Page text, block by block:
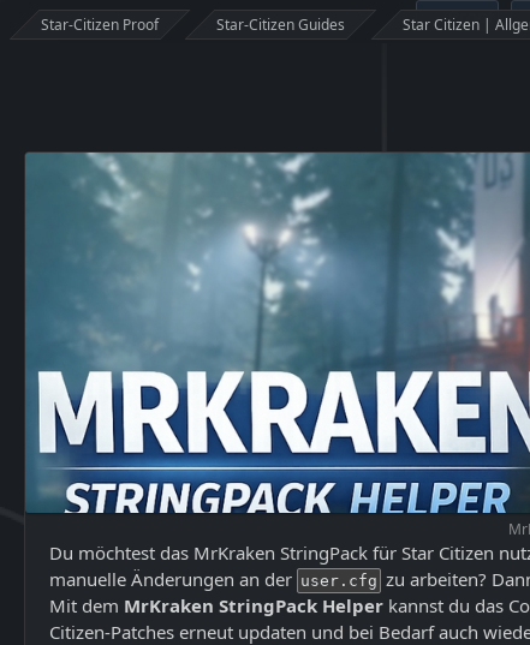
Star-Citizen Proof Star-Citizen Guides Star Citizen |
Proof
Du möchtest das MrKraken StringPack für Star Citizen
manuelle Änderungen an der user.cfg zu arbeiten?
Mit dem MrKraken StringPack Helper kannst du das
Citizen-Patches erneut updaten und bei Bedarf auch